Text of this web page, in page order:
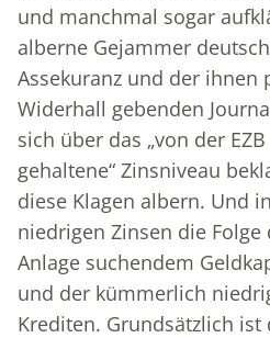
und manchmal sogar
alberne Gejammer
Assekuranz und der ihnen
Widerhall gebenden
sich über das „von der
gehaltene“ Zinsniveau
diese Klagen albern. Und
niedrigen Zinsen die
Anlage suchendem
und der kümmerlich
Krediten. Grundsätzlich ist